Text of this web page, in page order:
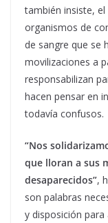
también insiste,
organismos de
de sangre que se
movilizaciones a
responsabilizan
hacen pensar en
todavía confusos.
“Nos
que lloran a sus
desaparecidos”,
son palabras
y disposición para